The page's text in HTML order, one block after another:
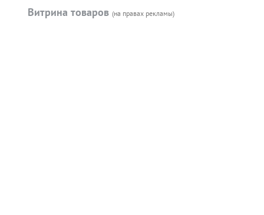
Витрина товаров (на правах рекламы)